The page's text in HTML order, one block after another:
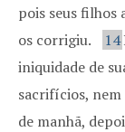
pois seus filhos
os corrigiu.
14
iniquidade de
sacrifícios, nem
de manhã,